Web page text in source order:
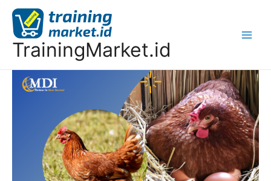
TrainingMarket.id